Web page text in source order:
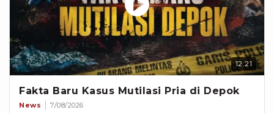
12:21
Fakta Baru Kasus Mutilasi Pria di Depok
News 7/08/2026